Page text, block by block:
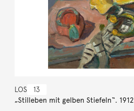
LOS 13
„Stilleben mit gelben Stiefeln“. 1912